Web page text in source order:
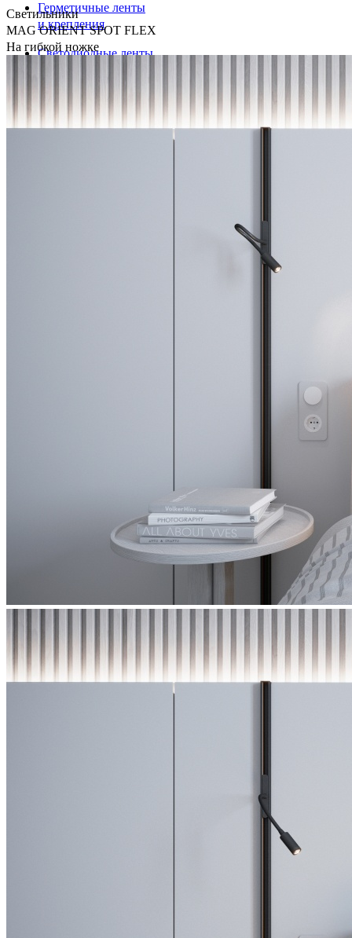
Герметичные ленты
и крепления
Светодиодные ленты
Светильники
MAG ORIENT SPOT FLEX
На гибкой ножке